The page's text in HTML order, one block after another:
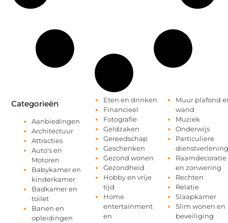
Categorieën
Aanbiedingen
Architectuur
Attracties
Auto's en
Motoren
Babykamer en
kinderkamer
Badkamer en
toilet
Banen en
opleidingen
Eten en drinken
Financieel
Fotografie
Geldzaken
Gereedschap
Geschenken
Gezond wonen
Gezondheid
Hobby en vrije
tijd
Home
entertainment
en
Muur plafond
wand
Muziek
Onderwijs
Particuliere
dienstverlening
Raamdecoratie
en zonwering
Rechten
Relatie
Slaapkamer
Slim wonen en
beveiliging